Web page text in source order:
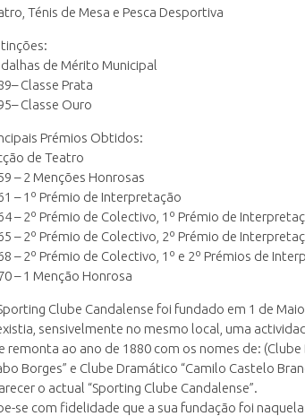
Ténis de Mesa e Pesca Desportiva
de Mérito Municipal
Classe Prata
Classe Ouro
Prémios Obtidos:
de Teatro
– 2 Menções Honrosas
– 1º Prémio de Interpretação
– 2º Prémio de Colectivo, 1º Prémio de
– 2º Prémio de Colectivo, 2º Prémio de
– 2º Prémio de Colectivo, 1º e 2º Prémios de
– 1 Menção Honrosa
Clube Candalense foi fundado em 1 de
sensivelmente no mesmo local, uma
remonta ao ano de 1880 com os nomes de:
Borges” e Clube Dramático “Camilo Castelo
o actual “Sporting Clube Candalense”.
se com fidelidade que a sua fundação foi